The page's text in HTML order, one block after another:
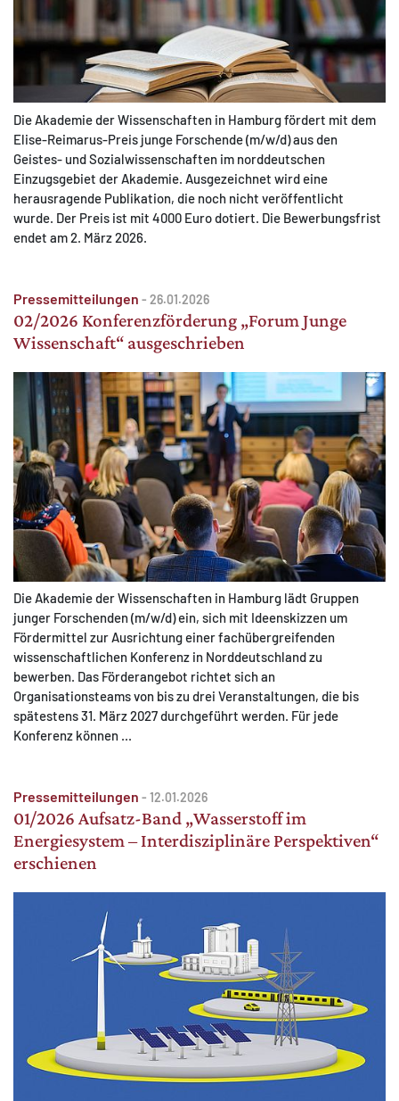
Die Akademie der Wissenschaften in Hamburg fördert mit dem
Elise-Reimarus-Preis junge Forschende (m/w/d) aus den
Geistes- und Sozialwissenschaften im norddeutschen
Einzugsgebiet der Akademie. Ausgezeichnet wird eine
herausragende Publikation, die noch nicht veröffentlicht
wurde. Der Preis ist mit 4000 Euro dotiert. Die Bewerbungsfrist
endet am 2. März 2026.
Pressemitteilungen - 26.01.2026
02/2026 Konferenzförderung „Forum Junge
Wissenschaft“ ausgeschrieben
Die Akademie der Wissenschaften in Hamburg lädt Gruppen
junger Forschenden (m/w/d) ein, sich mit Ideenskizzen um
Fördermittel zur Ausrichtung einer fachübergreifenden
wissenschaftlichen Konferenz in Norddeutschland zu
bewerben. Das Förderangebot richtet sich an
Organisationsteams von bis zu drei Veranstaltungen, die bis
spätestens 31. März 2027 durchgeführt werden. Für jede
Konferenz können ...
Pressemitteilungen - 12.01.2026
01/2026 Aufsatz-Band „Wasserstoff im
Energiesystem – Interdisziplinäre Perspektiven“
erschienen